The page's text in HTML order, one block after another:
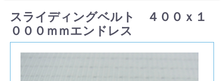
コンベアベルトショップ
会社案内
スライディングベルト ４００ｘ１
０００ｍｍエンドレス